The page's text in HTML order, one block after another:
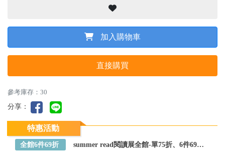
加入購物車
直接購買
參考庫存：30
分享：
特惠活動
全館6件69折 summer read閱讀展全館-單75折、6件69折～全館任選